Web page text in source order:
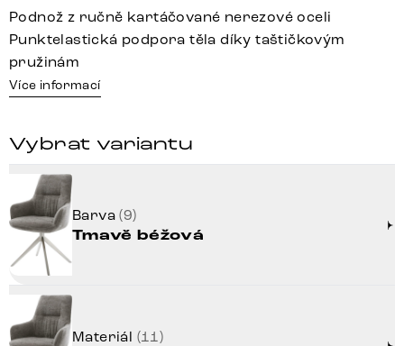
Podnož z ručně kartáčované nerezové oceli
Punktelastická podpora těla díky taštičkovým
pružinám
Více informací
Vybrat variantu
Barva(9)
Tmavě béžová
Materiál (11)